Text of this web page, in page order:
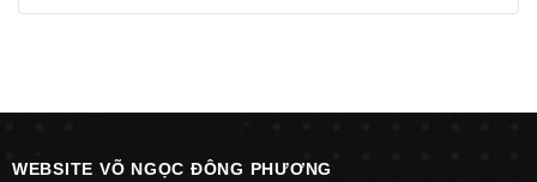
WEBSITE VÕ NGỌC ĐÔNG PHƯƠNG